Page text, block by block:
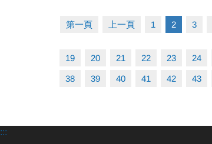
第一頁 上一頁 1 2 3
19 20 21 22 23 24
38 39 40 41 42 43
:::